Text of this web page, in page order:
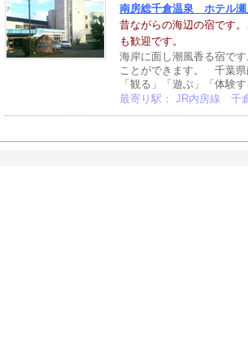
南房総千倉温泉 ホテル瀬
昔ながらの海辺の宿です
も歓迎です。
海岸に面し潮風香る宿で
ことができます。 千葉県
「観る」「遊ぶ」「体験
最寄り駅： JR内房線 千